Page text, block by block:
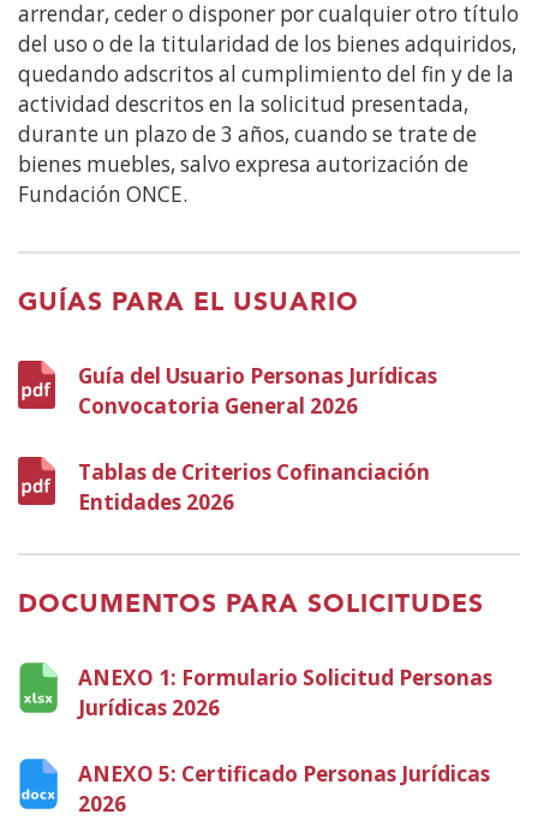
arrendar, ceder o disponer por cualquier otro título
del uso o de la titularidad de los bienes adquiridos,
quedando adscritos al cumplimiento del fin y de la
actividad descritos en la solicitud presentada,
durante un plazo de 3 años, cuando se trate de
bienes muebles, salvo expresa autorización de
Fundación ONCE.
GUÍAS PARA EL USUARIO
Guía del Usuario Personas Jurídicas
Convocatoria General 2026
nueva
Tablas de Criterios Cofinanciación
Entidades 2026
nueva
ventana)
DOCUMENTOS PARA SOLICITUDES
ANEXO 1: Formulario Solicitud Personas
Jurídicas 2026
nueva
ANEXO 5: Certificado Personas Jurídicas
2026